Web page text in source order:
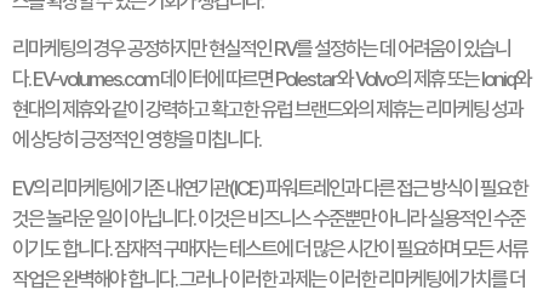
리마케팅의 경우 공정하지만 현실적인 RV를 설정하는 데 어려움이 있습니
다. EV-volumes.com 데이터에 따르면 Polestar와 Volvo의 제휴 또는 Ioniq와
현대의 제휴와 같이 강력하고 확고한 유럽 브랜드와의 제휴는 리마케팅 ​​성과
에 상당히 긍정적인 영향을 미칩니다.
EV의 리마케팅에 기존 내연기관(ICE) 파워트레인과 다른 접근 방식이 필요한
것은 놀라운 일이 아닙니다. 이것은 비즈니스 수준뿐만 아니라 실용적인 수준
이기도 합니다. 잠재적 구매자는 테스트에 더 많은 시간이 필요하며 모든 서류
작업은 완벽해야 합니다. 그러나 이러한 과제는 이러한 리마케팅에 가치를 더